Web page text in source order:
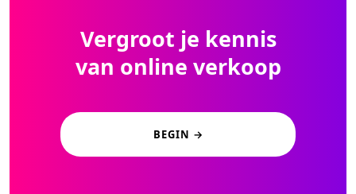
Vergroot je kennis
van online verkoop
BEGIN →